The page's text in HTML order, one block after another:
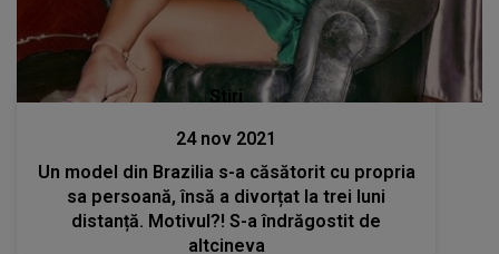
Stiri
24 nov 2021
Un model din Brazilia s-a căsătorit cu propria
sa persoană, însă a divorțat la trei luni
distanță. Motivul?! S-a îndrăgostit de
altcineva